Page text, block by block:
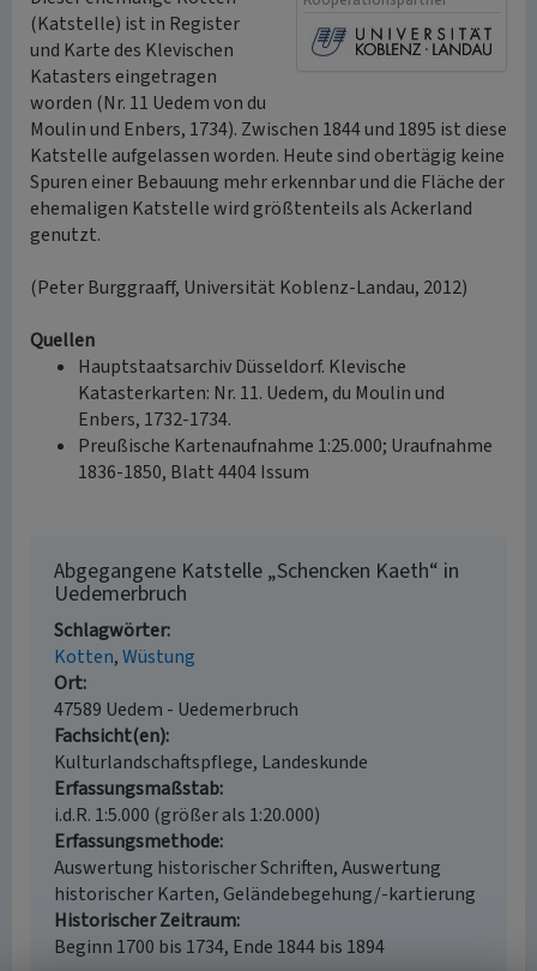
(Katstelle) ist in Register
und Karte des Klevischen
Katasters eingetragen
worden (Nr. 11 Uedem von du
Moulin und Enbers, 1734). Zwischen 1844 und 1895 ist diese
Katstelle aufgelassen worden. Heute sind obertägig keine
Spuren einer Bebauung mehr erkennbar und die Fläche der
ehemaligen Katstelle wird größtenteils als Ackerland
genutzt.
(Peter Burggraaff, Universität Koblenz-Landau, 2012)
Quellen
Hauptstaatsarchiv Düsseldorf. Klevische
Katasterkarten: Nr. 11. Uedem, du Moulin und
Enbers, 1732-1734.
Preußische Kartenaufnahme 1:25.000; Uraufnahme
1836-1850, Blatt 4404 Issum
Abgegangene Katstelle „Schencken Kaeth“ in
Uedemerbruch
Schlagwörter
Kotten Wüstung
Ort
47589 Uedem - Uedemerbruch
Fachsicht(en)
Kulturlandschaftspflege, Landeskunde
Erfassungsmaßstab
i.d.R. 1:5.000 (größer als 1:20.000)
Erfassungsmethode
Auswertung historischer Schriften, Auswertung
historischer Karten, Geländebegehung/-kartierung
Historischer Zeitraum
Beginn 1700 bis 1734, Ende 1844 bis 1894